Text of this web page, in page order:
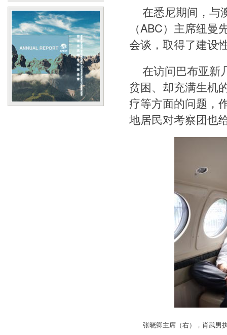
在悉尼期间，与
（ABC）主席纽
会谈，取得了建设
在访问巴布亚新
贫困、却充满生机
疗等方面的问题，
地居民对考察团也
张晓卿主席（右），肖武男